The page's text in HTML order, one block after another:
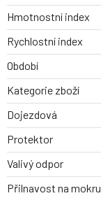
Hmotnostní index
Rychlostní index
Období
Kategorie zboží
Dojezdová
Protektor
Valivý odpor
Přilnavost na mokru